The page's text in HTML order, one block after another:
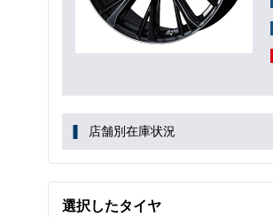
店舗別在庫状況
選択したタイヤ